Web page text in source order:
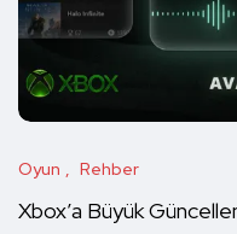
Oyun Rehber
Xbox’a Büyük